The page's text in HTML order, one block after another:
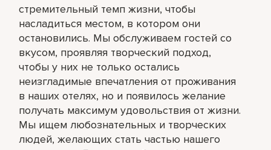
стремительный темп жизни, чтобы
насладиться местом, в котором они
остановились. Мы обслуживаем гостей со
вкусом, проявляя творческий подход,
чтобы у них не только остались
неизгладимые впечатления от проживания
в наших отелях, но и появилось желание
получать максимум удовольствия от жизни.
Мы ищем любознательных и творческих
людей, желающих стать частью нашего